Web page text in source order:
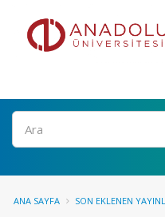
Ara
ANA SAYFA SON EKLENEN